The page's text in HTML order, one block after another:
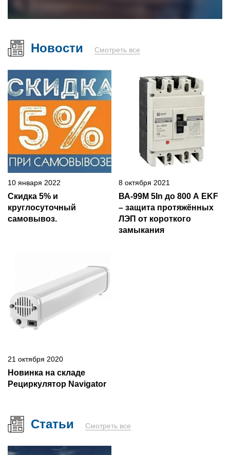
Новости Смотреть все
10 января 2022
Скидка 5% и
круглосуточный
самовывоз.
8 октября 2021
ВА-99М 5In до 800 А EKF
– защита протяжённых
ЛЭП от короткого
замыкания
21 октября 2020
Новинка на складе
Рециркулятор Navigator
Статьи Смотреть все